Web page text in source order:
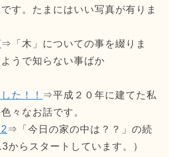
す。たまにはいい写真が有りま
⇒「木」についての事を綴りま
うで知らない事ばか
た！！ ⇒平成２０年に建てた私
々なお話です。
⇒「今日の家の中は？？」の続
からスタートしています。）